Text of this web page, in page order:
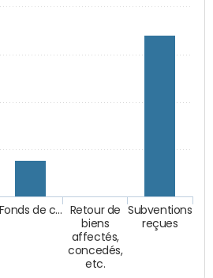
Fonds de c…
Retour de
biens
affectés,
concedés,
etc.
Subventions
reçues